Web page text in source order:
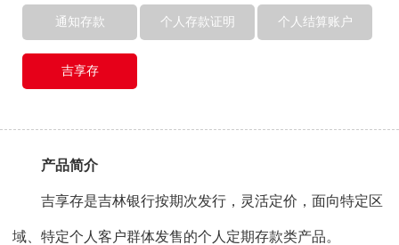
通知存款 个人存款证明 个人结算账户
吉享存
产品简介
吉享存是吉林银行按期次发行，灵活定价，面向特定区
域、特定个人客户群体发售的个人定期存款类产品。